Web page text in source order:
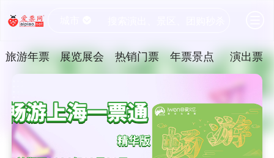
旅游年票 展览展会 热销门票 年票景点 演出票